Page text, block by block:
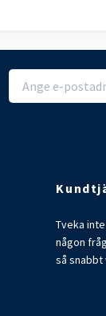
Tveka
någon
så snabbt